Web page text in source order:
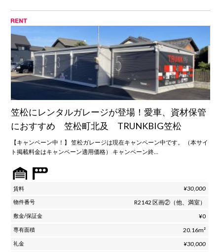
笠松にレンタルガレージが登場！愛車、資材保管
におすすめ 笠松町北及 TRUNKBIG笠松
【キャンペーン中！】 笠松ガレージは現在キャンペーン中です。 （本サイ
ト掲載料金はキャンペーン適用価格） キャンペーン終…
¥30,000
R2142 区画②（他、満室）
¥0
20.16m²
¥30,000